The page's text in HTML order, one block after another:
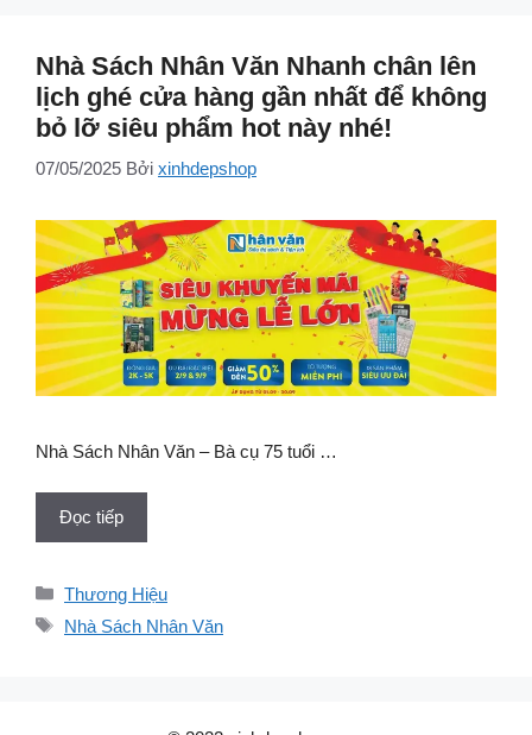
Nhà Sách Nhân Văn Nhanh chân lên
lịch ghé cửa hàng gần nhất để không
bỏ lỡ siêu phẩm hot này nhé!
07/05/2025 Bởi xinhdepshop
Nhà Sách Nhân Văn – Bà cụ 75 tuổi …
Đọc tiếp
Danh
mục
Thương Hiệu
Thẻ
Nhà Sách Nhân Văn